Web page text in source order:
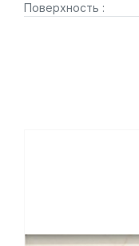
Поверхность :